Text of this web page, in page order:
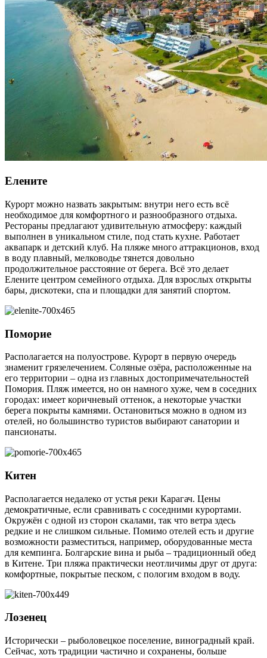
Елените
Курорт можно назвать закрытым: внутри него есть всё
необходимое для комфортного и разнообразного отдыха.
Рестораны предлагают удивительную атмосферу: каждый
выполнен в уникальном стиле, под стать кухне. Работает
аквапарк и детский клуб. На пляже много аттракционов, вход
в воду плавный, мелководье тянется довольно
продолжительное расстояние от берега. Всё это делает
Елените центром семейного отдыха. Для взрослых открыты
бары, дискотеки, спа и площадки для занятий спортом.
Поморие
Располагается на полуострове. Курорт в первую очередь
знаменит грязелечением. Соляные озёра, расположенные на
его территории – одна из главных достопримечательностей
Помория. Пляж имеется, но он намного хуже, чем в соседних
городах: имеет коричневый оттенок, а некоторые участки
берега покрыты камнями. Остановиться можно в одном из
отелей, но большинство туристов выбирают санатории и
пансионаты.
Китен
Располагается недалеко от устья реки Карагач. Цены
демократичные, если сравнивать с соседними курортами.
Окружён с одной из сторон скалами, так что ветра здесь
редкие и не слишком сильные. Помимо отелей есть и другие
возможности разместиться, например, оборудованные места
для кемпинга. Болгарские вина и рыба – традиционный обед
в Китене. Три пляжа практически неотличимы друг от друга:
комфортные, покрытые песком, с пологим входом в воду.
Лозенец
Исторически – рыболовецкое поселение, виноградный край.
Сейчас, хоть традиции частично и сохранены, больше